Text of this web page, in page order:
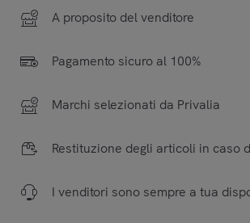
A proposito del venditore
Pagamento sicuro al 100%
Marchi selezionati da Privalia
Restituzione degli articoli in caso
I venditori sono sempre a tua